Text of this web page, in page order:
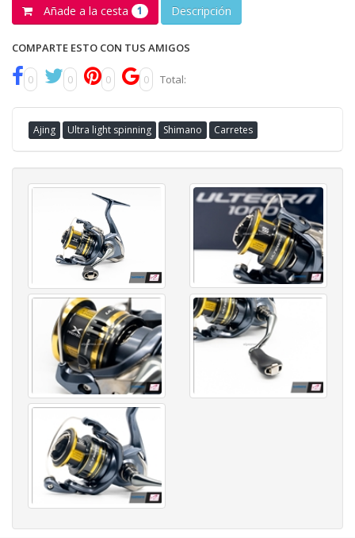
Añade a la cesta 1 Descripción
COMPARTE ESTO CON TUS AMIGOS
0 0 0 0 Total:
Ajing Ultra light spinning Shimano Carretes